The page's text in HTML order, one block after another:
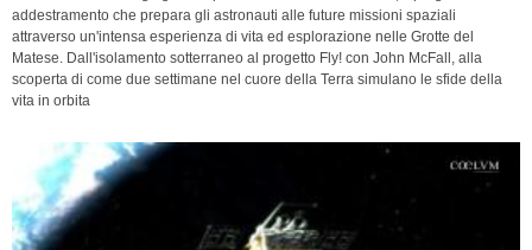
addestramento che prepara gli astronauti alle future missioni spaziali
attraverso un'intensa esperienza di vita ed esplorazione nelle Grotte del
Matese. Dall'isolamento sotterraneo al progetto Fly! con John McFall, alla
scoperta di come due settimane nel cuore della Terra simulano le sfide della
vita in orbita